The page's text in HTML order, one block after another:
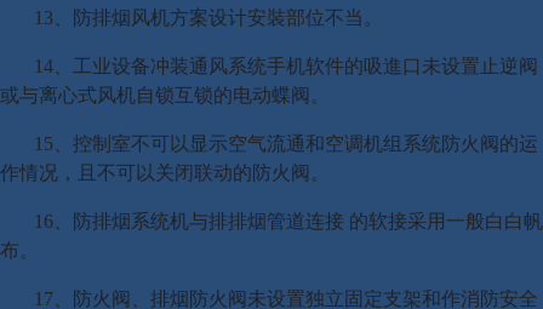
13、防排烟风机方案设计安裝部位不当。
14、工业设备冲装通风系统手机软件的吸進口未设置止逆阀
或与离心式风机自锁互锁的电动蝶阀。
15、控制室不可以显示空气流通和空调机组系统防火阀的运
作情况，且不可以关闭联动的防火阀。
16、防排烟系统机与排排烟管道连接 的软接采用一般白白帆
布。
17、防火阀、排烟防火阀未设置独立固定支架和作消防安全